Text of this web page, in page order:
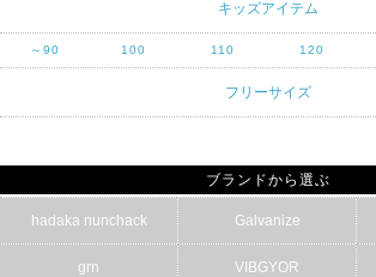
キッズアイテム
～90 100 110 120
フリーサイズ
ブランドから選ぶ
hadaka nunchack Galvanize
grn VIBGYOR